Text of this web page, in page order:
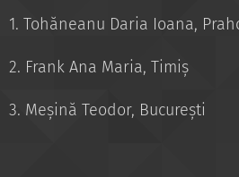
1. Tohăneanu Daria Ioana,
2. Frank Ana Maria, Timiș
3. Meșină Teodor, București